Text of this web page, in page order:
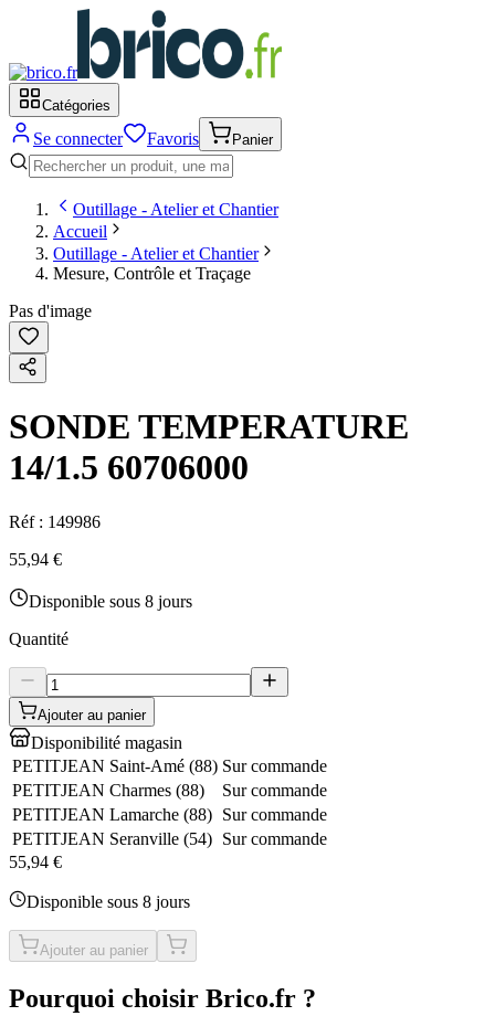
Catégories
Se connecter Favoris Panier
Outillage - Atelier et Chantier
Accueil
Outillage - Atelier et Chantier
Mesure, Contrôle et Traçage
Pas d'image
SONDE TEMPERATURE
14/1.5 60706000
Réf : 149986
55,94 €
Disponible sous 8 jours
Quantité
Ajouter au panier
Disponibilité magasin
PETITJEAN Saint-Amé (88) Sur commande
PETITJEAN Charmes (88)
Sur commande
PETITJEAN Lamarche (88) Sur commande
PETITJEAN Seranville (54) Sur commande
55,94 €
Disponible sous 8 jours
Ajouter au panier
Pourquoi choisir Brico.fr ?